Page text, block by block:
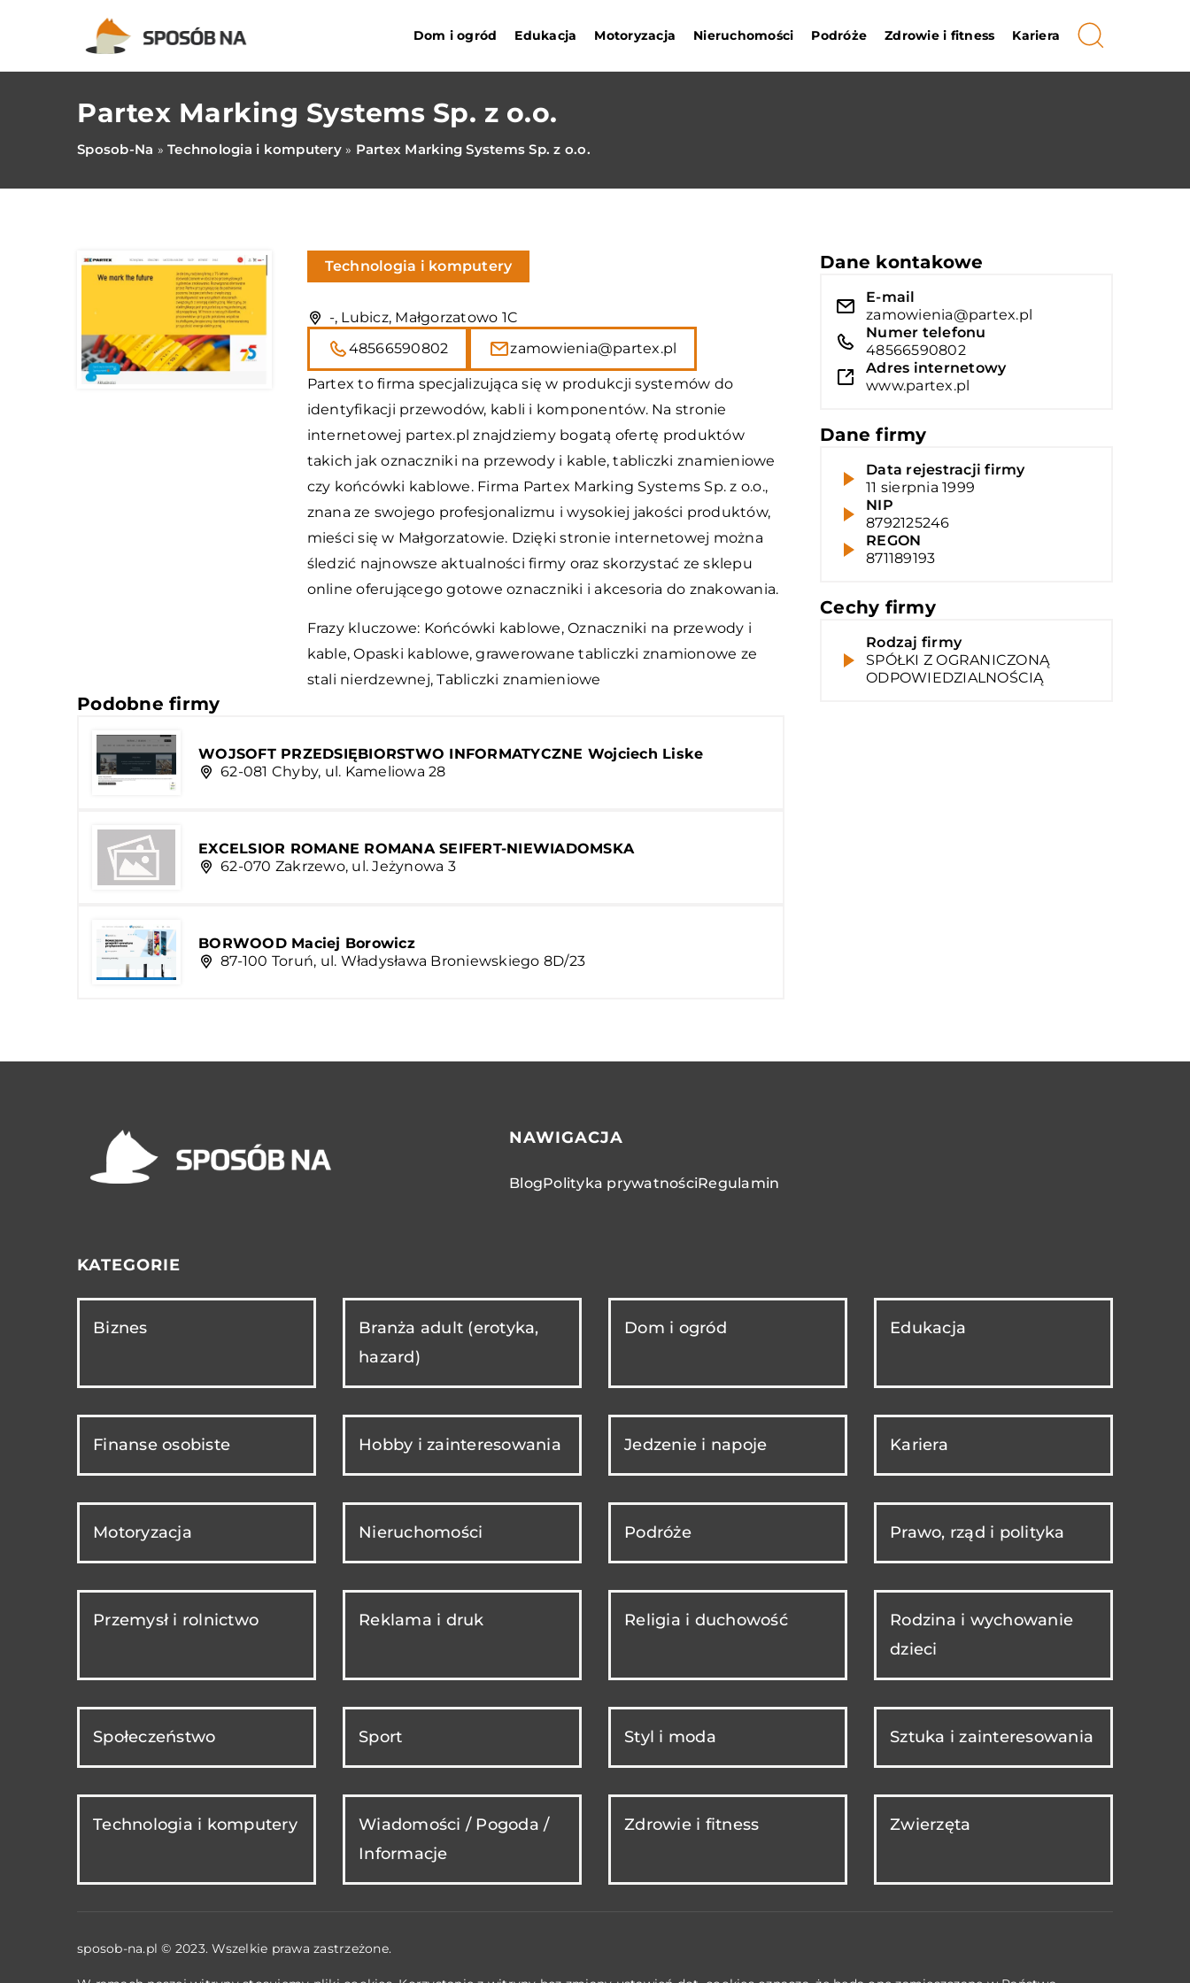
Dom i ogród Edukacja Motoryzacja Nieruchomości Podróże Zdrowie i fitness Kariera
Partex Marking Systems Sp. z o.o.
Sposob-Na » Technologia i komputery» Partex Marking Systems Sp. z o.o.
Technologia i komputery
-, Lubicz, Małgorzatowo 1C
48566590802
zamowienia@partex.pl
Partex to firma specjalizująca się w produkcji systemów do
identyfikacji przewodów, kabli i komponentów. Na stronie
internetowej partex.pl znajdziemy bogatą ofertę produktów
takich jak oznaczniki na przewody i kable, tabliczki znamieniowe
czy końcówki kablowe. Firma Partex Marking Systems Sp. z o.o.,
znana ze swojego profesjonalizmu i wysokiej jakości produktów,
mieści się w Małgorzatowie. Dzięki stronie internetowej można
śledzić najnowsze aktualności firmy oraz skorzystać ze sklepu
online oferującego gotowe oznaczniki i akcesoria do znakowania.
Frazy kluczowe: Końcówki kablowe, Oznaczniki na przewody i
kable, Opaski kablowe,grawerowane tabliczki znamionowe ze
stali nierdzewnej, Tabliczki znamieniowe
Podobne firmy
WOJSOFT PRZEDSIĘBIORSTWO INFORMATYCZNE Wojciech Liske
62-081 Chyby, ul. Kameliowa 28
EXCELSIOR ROMANE ROMANA SEIFERT-NIEWIADOMSKA
62-070 Zakrzewo, ul. Jeżynowa 3
BORWOOD Maciej Borowicz
87-100 Toruń, ul. Władysława Broniewskiego 8D/23
Dane kontakowe
E-mail
zamowienia@partex.pl
Numer telefonu
48566590802
Adres internetowy
www.partex.pl
Dane firmy
Data rejestracji firmy
11 sierpnia 1999
NIP
8792125246
REGON
871189193
Cechy firmy
Rodzaj firmy
SPÓŁKI Z OGRANICZONĄ
ODPOWIEDZIALNOŚCIĄ
NAWIGACJA
BlogPolityka prywatnościRegulamin
KATEGORIE
Biznes
Branża adult (erotyka,
hazard)
Dom i ogród Edukacja
Finanse osobiste Hobby i zainteresowania Jedzenie i napoje Kariera
Motoryzacja Nieruchomości Podróże Prawo, rząd i polityka
Przemysł i rolnictwo Reklama i druk Religia i duchowość
Rodzina i wychowanie
dzieci
Społeczeństwo Sport Styl i moda Sztuka i zainteresowania
Technologia i komputery
Wiadomości / Pogoda /
Informacje
Zdrowie i fitness Zwierzęta
sposob-na.pl © 2023. Wszelkie prawa zastrzeżone.